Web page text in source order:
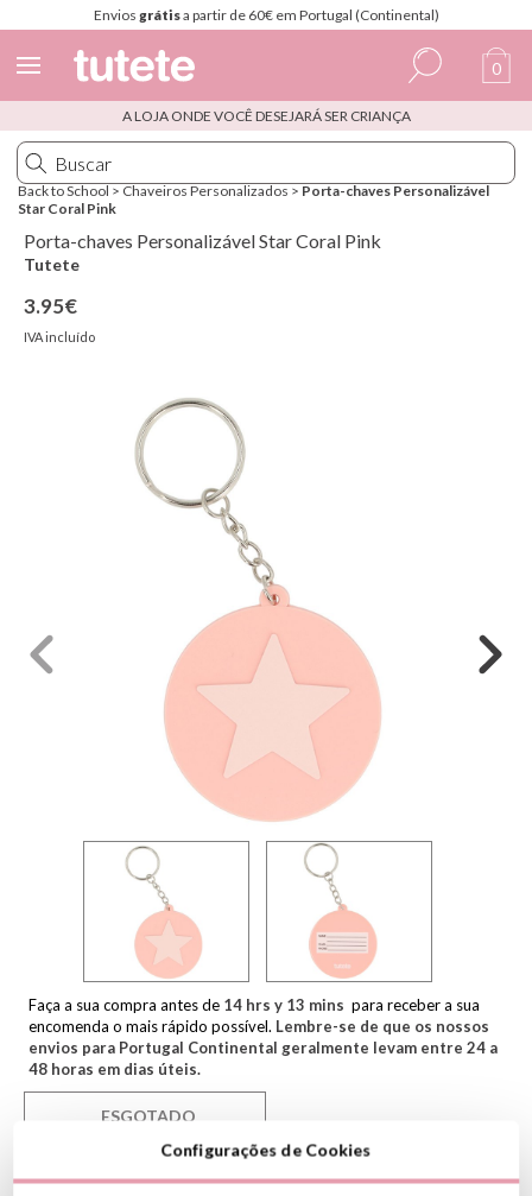
Envios grátisa partir de 60€ em Portugal (Continental)
Espanhol
Italiano
Inglês
0
A LOJA ONDE VOCÊ DESEJARÁ SER CRIANÇA
Back to School > Chaveiros Personalizados > Porta-chaves Personalizável
Star Coral Pink
Porta-chaves Personalizável Star Coral Pink
Tutete
3.95€
IVA incluído
Faça a sua compra antes de 14 hrs y 13 mins para receber a sua
encomenda o mais rápido possível. Lembre-se de que os nossos
envios para Portugal Continental geralmente levam entre 24 a
48 horas em dias úteis.
Por favor, avise-me quando voltar a
estar disponível
ESGOTADO
Configurações de Cookies